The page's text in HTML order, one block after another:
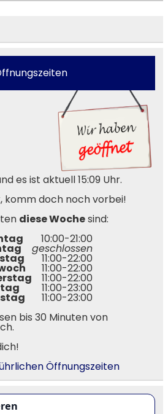
es ist aktuell 15:09 Uhr.
komm doch noch vorbei!
diese Wochesind:
10:00-21:00
geschlossen
11:00-22:00
11:00-22:00
11:00-22:00
11:00-23:00
11:00-23:00
bis 30 Minuten von
Öffnungszeiten